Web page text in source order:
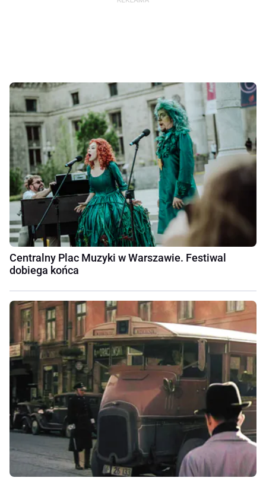
Centralny Plac Muzyki w Warszawie. Festiwal
dobiega końca